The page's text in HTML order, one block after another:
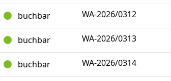
buchbar WA-2026/0312
buchbar WA-2026/0313
buchbar WA-2026/0314